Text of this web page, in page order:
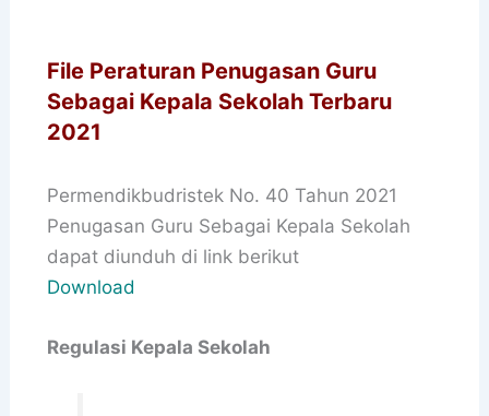
File Peraturan Penugasan Guru
Sebagai Kepala Sekolah Terbaru
2021
Permendikbudristek No. 40 Tahun 2021
Penugasan Guru Sebagai Kepala Sekolah
dapat diunduh di link berikut
Download
Regulasi Kepala Sekolah